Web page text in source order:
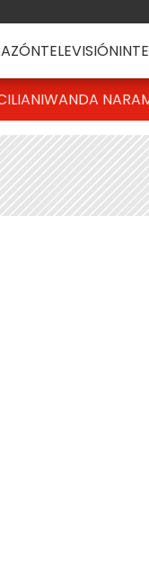
TELEVISIÓN
WANDA NARA